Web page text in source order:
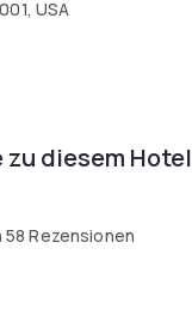
USA
diesem Hotel
58 Rezensionen